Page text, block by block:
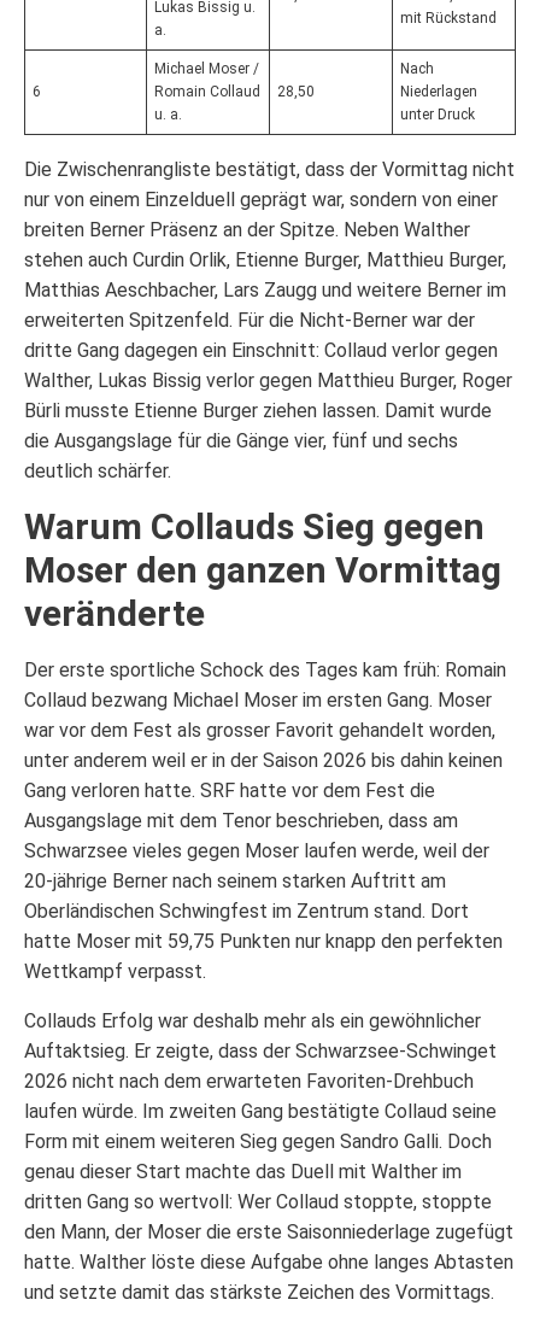
Lukas Bissig u.
a.
mit Rückstand
6
Michael Moser /
Romain Collaud
u. a.
28,50
Nach
Niederlagen
unter Druck
Die Zwischenrangliste bestätigt, dass der Vormittag nicht
nur von einem Einzelduell geprägt war, sondern von einer
breiten Berner Präsenz an der Spitze. Neben Walther
stehen auch Curdin Orlik, Etienne Burger, Matthieu Burger,
Matthias Aeschbacher, Lars Zaugg und weitere Berner im
erweiterten Spitzenfeld. Für die Nicht-Berner war der
dritte Gang dagegen ein Einschnitt: Collaud verlor gegen
Walther, Lukas Bissig verlor gegen Matthieu Burger, Roger
Bürli musste Etienne Burger ziehen lassen. Damit wurde
die Ausgangslage für die Gänge vier, fünf und sechs
deutlich schärfer.
Warum Collauds Sieg gegen
Moser den ganzen Vormittag
veränderte
Der erste sportliche Schock des Tages kam früh: Romain
Collaud bezwang Michael Moser im ersten Gang. Moser
war vor dem Fest als grosser Favorit gehandelt worden,
unter anderem weil er in der Saison 2026 bis dahin keinen
Gang verloren hatte. SRF hatte vor dem Fest die
Ausgangslage mit dem Tenor beschrieben, dass am
Schwarzsee vieles gegen Moser laufen werde, weil der
20-jährige Berner nach seinem starken Auftritt am
Oberländischen Schwingfest im Zentrum stand. Dort
hatte Moser mit 59,75 Punkten nur knapp den perfekten
Wettkampf verpasst.
Collauds Erfolg war deshalb mehr als ein gewöhnlicher
Auftaktsieg. Er zeigte, dass der Schwarzsee-Schwinget
2026 nicht nach dem erwarteten Favoriten-Drehbuch
laufen würde. Im zweiten Gang bestätigte Collaud seine
Form mit einem weiteren Sieg gegen Sandro Galli. Doch
genau dieser Start machte das Duell mit Walther im
dritten Gang so wertvoll: Wer Collaud stoppte, stoppte
den Mann, der Moser die erste Saisonniederlage zugefügt
hatte. Walther löste diese Aufgabe ohne langes Abtasten
und setzte damit das stärkste Zeichen des Vormittags.